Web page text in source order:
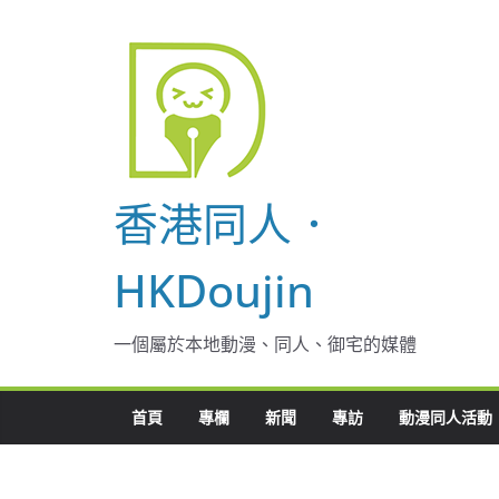
香港同人．
HKDoujin
一個屬於本地動漫、同人、御宅的媒體
首頁 專欄 新聞 專訪 動漫同人活動